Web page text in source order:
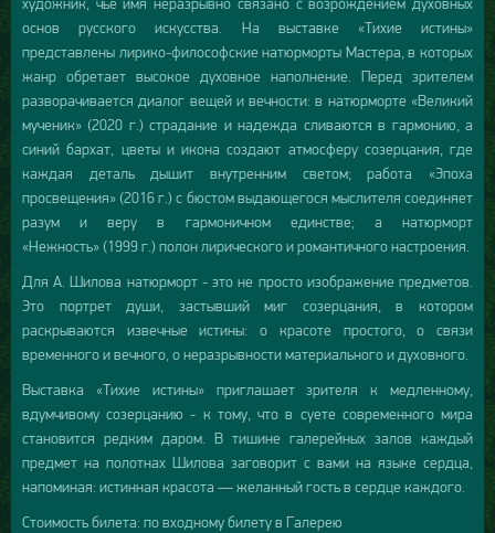
художник, чьё имя неразрывно связано с возрождением духовных
основ русского искусства. На выставке «Тихие истины»
представлены лирико-философские натюрморты Мастера, в которых
жанр обретает высокое духовное наполнение. Перед зрителем
разворачивается диалог вещей и вечности: в натюрморте «Великий
мученик» (2020 г.) страдание и надежда сливаются в гармонию, а
синий бархат, цветы и икона создают атмосферу созерцания, где
каждая деталь дышит внутренним светом; работа «Эпоха
просвещения» (2016 г.) с бюстом выдающегося мыслителя соединяет
разум и веру в гармоничном единстве; а натюрморт
«Нежность» (1999 г.) полон лирического и романтичного настроения.
Для А. Шилова натюрморт - это не просто изображение предметов.
Это портрет души, застывший миг созерцания, в котором
раскрываются извечные истины: о красоте простого, о связи
временного и вечного, о неразрывности материального и духовного.
Выставка «Тихие истины» приглашает зрителя к медленному,
вдумчивому созерцанию - к тому, что в суете современного мира
становится редким даром. В тишине галерейных залов каждый
предмет на полотнах Шилова заговорит с вами на языке сердца,
напоминая: истинная красота — желанный гость в сердце каждого.
Стоимость билета: по входному билету в Галерею